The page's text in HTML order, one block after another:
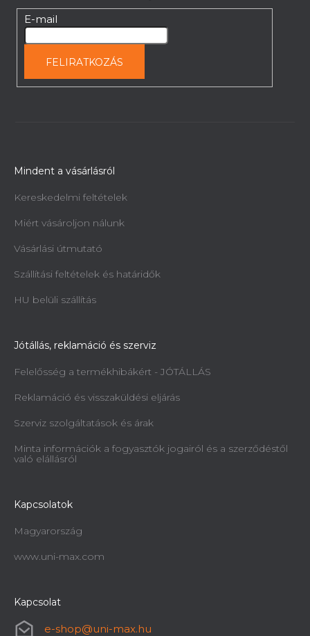
84 334 Ft
E-mail
FELIRATKOZÁS
Mindent a vásárlásról
Kereskedelmi feltételek
Miért vásároljon nálunk
Vásárlási útmutató
Szállítási feltételek és határidők
HU belüli szállítás
Jótállás, reklamáció és szerviz
Felelősség a termékhibákért - JÓTÁLLÁS
Reklamáció és visszaküldési eljárás
Szerviz szolgáltatások és árak
Minta információk a fogyasztók jogairól és a szerződéstől
való elállásról
Kapcsolatok
Magyarország
www.uni-max.com
Kapcsolat
e-shop@uni-max.hu